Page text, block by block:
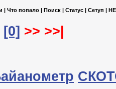
| Что попало | Поиск | Статус | Сетуп |
[0] >> >>|